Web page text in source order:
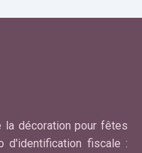
la décoration pour fêtes
d'identification fiscale :